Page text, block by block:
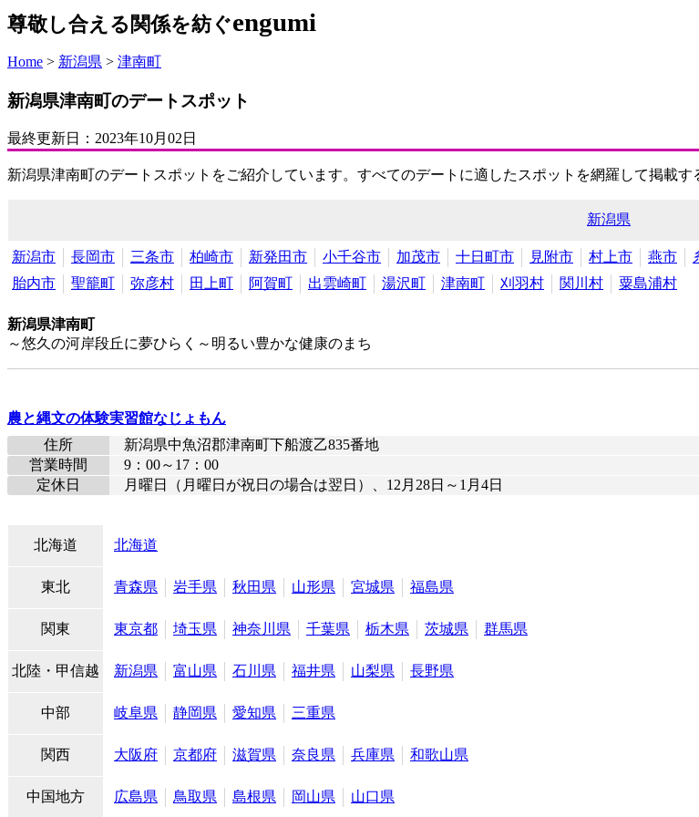
尊敬し合える関係を紡ぐengumi
Home > 新潟県 > 津南町
新潟県津南町のデートスポット
最終更新日： 2023年10月02日
新潟県津南町のデートスポットをご紹介しています。すべてのデートに適したスポットを網羅して掲載
新潟県
新潟市 長岡市 三条市 柏崎市 新発田市 小千谷市 加茂市 十日町市 見附市 村上市 燕市
胎内市
聖籠町 弥彦村 田上町 阿賀町 出雲崎町 湯沢町 津南町 刈羽村 関川村 粟島浦村
新潟県津南町
～悠久の河岸段丘に夢ひらく～明るい豊かな健康のまち
農と縄文の体験実習館なじょもん
住所
新潟県中魚沼郡津南町下船渡乙835番地
営業時間
9：00～17：00
定休日
月曜日（月曜日が祝日の場合は翌日）、12月28日～1月4日
北海道 北海道
東北 青森県 岩手県 秋田県 山形県 宮城県 福島県
関東 東京都 埼玉県 神奈川県 千葉県 栃木県 茨城県 群馬県
北陸・甲信越 新潟県 富山県 石川県 福井県 山梨県 長野県
中部 岐阜県 静岡県 愛知県 三重県
関西 大阪府 京都府 滋賀県 奈良県 兵庫県 和歌山県
中国地方 広島県 鳥取県 島根県 岡山県 山口県